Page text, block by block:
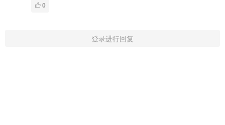
0
登录进行回复